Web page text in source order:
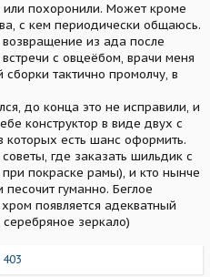
похоронили. Может кроме
с кем периодически общаюсь.
из ада после
с овцеёбом, врачи меня
тактично промолчу, в
до конца это не исправили, и
конструктор в виде двух с
которых есть шанс оформить.
где заказать шильдик с
покраске рамы), и кто нынче
гуманно. Беглое
появляется адекватный
зеркало)